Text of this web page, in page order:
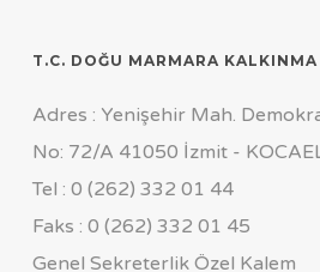
T.C. DOĞU MARMARA
Adres : Yenişehir Mah.
No: 72/A 41050 İzmit -
Tel : 0 (262) 332 01 44
Faks : 0 (262) 332 01 45
Genel Sekreterlik Özel Kalem